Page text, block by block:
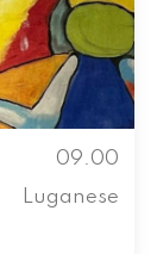
09.00
Luganese